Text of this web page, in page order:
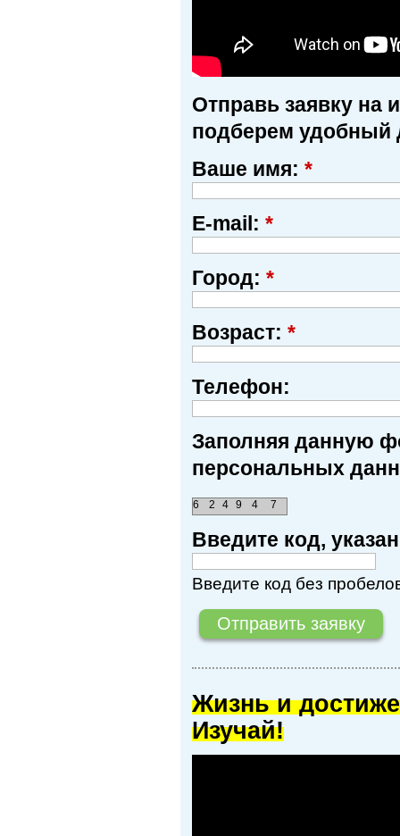
Отправь заявку на
подберем удобный
Ваше имя: *
E-mail: *
Город: *
Возраст: *
Телефон:
Заполняя данную
персональных
2 4 4
9 7
6
Введите код,
Введите код без
Жизнь и
Изучай!